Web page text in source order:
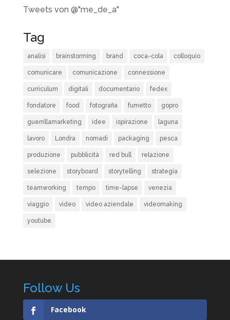
Tweets von @"me_de_a"
Tag
analisi brainstorming brand coca-cola colloquio
comunicare comunicazione connessione
curriculum digitali documentario fedex
fondatore food fotografia fumetto gopro
guerrillamarketing idee ispirazione laguna
lavoro Londra nomadi packaging pesca
produzione pubblicità red bull relazione
selezione storyboard storytelling strategia
teamworking tempo time-lapse venezia
viaggio video video aziendale videomaking
youtube
Follow Us
Facebook